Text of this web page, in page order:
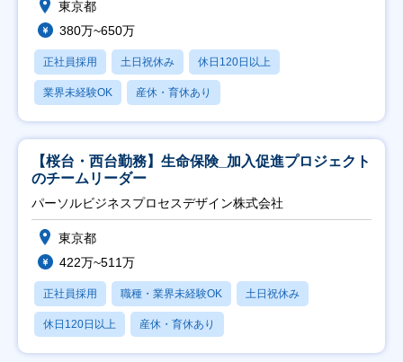
東京都
380万~650万
正社員採用 土日祝休み 休日120日以上
業界未経験OK 産休・育休あり
【桜台・西台勤務】生命保険_加入促進プロジェクト
のチームリーダー
パーソルビジネスプロセスデザイン株式会社
東京都
422万~511万
正社員採用 職種・業界未経験OK 土日祝休み
休日120日以上 産休・育休あり